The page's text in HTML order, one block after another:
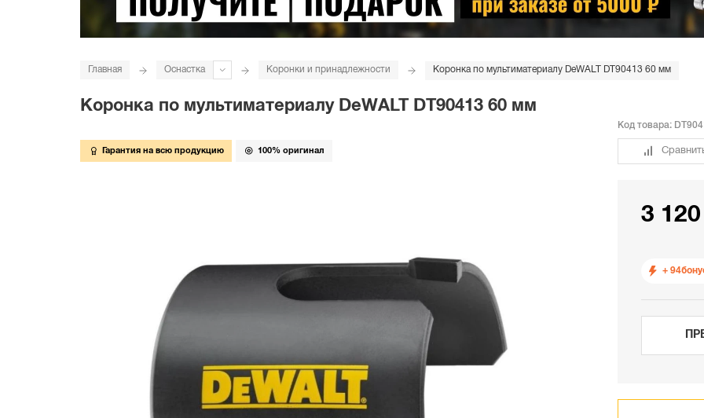
Главная Оснастка Коронки и принадлежности Коронка по мультиматериалу DeWALT DT90413 60 мм
Коронка по мультиматериалу DeWALT DT90413 60 мм
Гарантия на всю продукцию 100% оригинал
Код товара:
3
+ 94